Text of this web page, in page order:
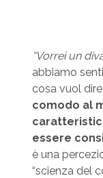
“Vorrei un
abbiamo
cosa vuol
comodo al
essere
è una
“scienza del